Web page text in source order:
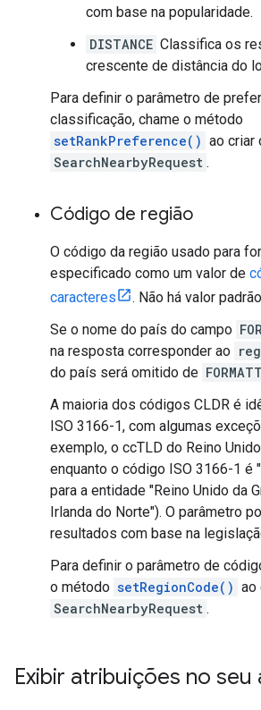
com base na popularidade.
DISTANCE Classifica os
crescente de distância do
Para definir o parâmetro de
classificação, chame o método
setRankPreference() ao criar
SearchNearbyRequest .
Código de região
O código da região usado para
especificado como um valor de
caracteres
. Não há valor
Se o nome do país do campo
na resposta corresponder ao
do país será omitido de
A maioria dos códigos CLDR é
ISO 3166-1, com algumas
exemplo, o ccTLD do Reino
enquanto o código ISO 3166-1 é
para a entidade "Reino Unido da
Irlanda do Norte"). O parâmetro
resultados com base na
Para definir o parâmetro de
o método setRegionCode() ao
SearchNearbyRequest .
Exibir atribuições no seu